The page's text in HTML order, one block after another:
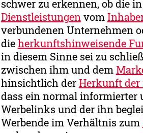
schwer zu erkennen, ob die
Dienstleistungenvom
verbundenen Unternehmen
dieherkunftshinweisende
in diesem Sinne sei zu
zwischen ihm und dem
hinsichtlich derHerkunft der
dass ein normal informierter
Werbelinks und der ihn
Werbende im Verhältnis zum